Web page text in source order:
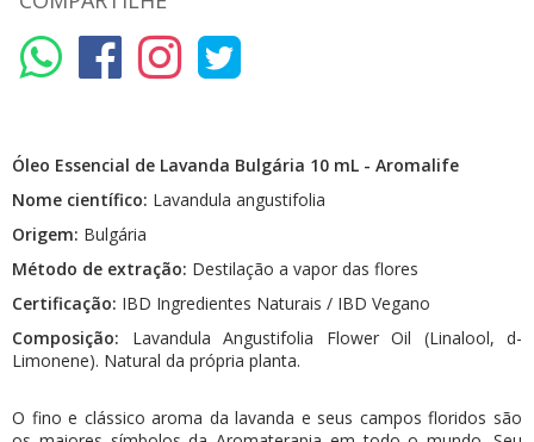
Óleo Essencial de Lavanda Bulgária 10 mL - Aromalife
Nome científico: Lavandula angustifolia
Origem: Bulgária
Método de extração: Destilação a vapor das flores
Certificação: IBD Ingredientes Naturais / IBD Vegano
Composição: Lavandula Angustifolia Flower Oil (Linalool, d-
Limonene). Natural da própria planta.
O fino e clássico aroma da lavanda e seus campos floridos são